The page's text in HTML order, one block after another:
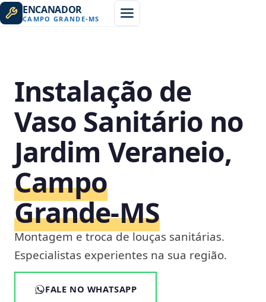
ENCANADOR
CAMPO GRANDE-MS
Instalação de
Vaso Sanitário no
Jardim Veraneio,
Campo
Grande‑MS
Montagem e troca de louças sanitárias.
Especialistas experientes na sua região.
FALE NO WHATSAPP